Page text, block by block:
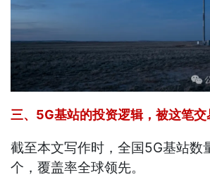
三、5G基站的投资逻辑，被这笔
截至本文写作时，全国5G基站数
个，覆盖率全球领先。